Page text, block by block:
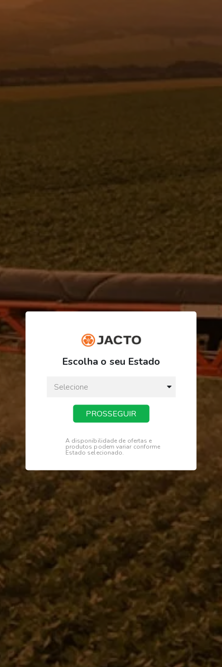
ORDEM/PRODUTO
FINALIZAR PEDIDO
Receba novidades
Institucional
Dúvidas
Telefone
0800 772 2100
WhatsApp (Somente Mensagens)
14 98144 1403
Segunda à sexta das 07:15 às 11:30
e das 13:00 às 17:18 horas
Escolha o seu Estado
PROSSEGUIR
A disponibilidade de ofertas e
produtos podem variar conforme
Estado selecionado.